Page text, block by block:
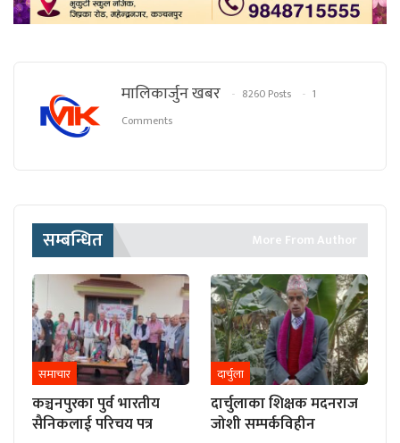
मालिकार्जुन खबर 8260 Posts
1
Comments
सम्बन्धित More From Author
समाचार
कञ्चनपुरका पुर्व भारतीय
सैनिकलाई परिचय पत्र
दार्चुला
दार्चुलाका शिक्षक मदनराज
जोशी सम्पर्कविहीन